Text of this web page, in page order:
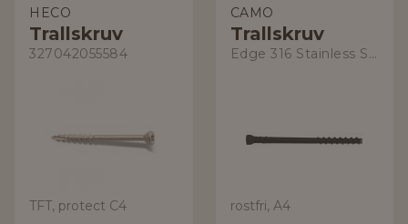
HECO
Trallskruv
327042055584
TFT, protect C4
CAMO
Trallskruv
Edge 316 Stainless Steel 345244S
rostfri, A4